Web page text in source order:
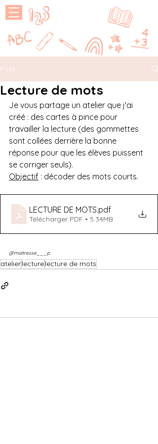
Post
Lecture de mots
Je vous partage un atelier que j'ai
créé : des cartes à pince pour
travailler la lecture (des gommettes
sont collées derrière la bonne
réponse pour que les élèves puissent
se corriger seuls).
Objectif : décoder des mots courts.
LECTURE DE MOTS.pdf
Télécharger PDF • 5.34MB
@maitresse___p
atelierlecturelecture de mots